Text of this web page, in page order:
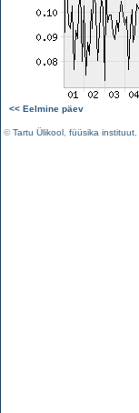
<< Eelmine päev
©Tartu Ülikool füüsika instituut